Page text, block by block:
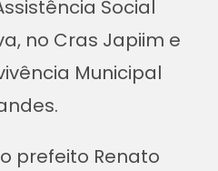
Social
no Cras Japiim e
Municipal
prefeito Renato